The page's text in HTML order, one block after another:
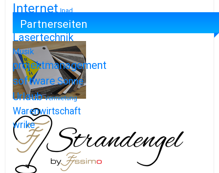
Internet Ipad
Iphone
Lasertechnik
Musik
projektmanagement
softwareSonne
Urlaub Vermietung
Warenwirtschaft
wrike
Partnerseiten